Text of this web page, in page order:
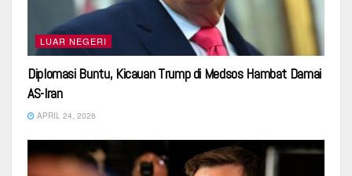
LUAR NEGERI
Diplomasi Buntu, Kicauan Trump di Medsos Hambat Damai
AS-Iran
APRIL 24, 2026